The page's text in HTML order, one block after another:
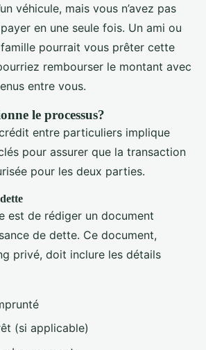
véhicule, mais vous n’avez pas
en une seule fois. Un ami ou
pourrait vous prêter cette
rembourser le montant avec
entre vous.
le processus?
entre particuliers implique
pour assurer que la transaction
pour les deux parties.
est de rédiger un document
de dette. Ce document,
privé, doit inclure les détails
(si applicable)